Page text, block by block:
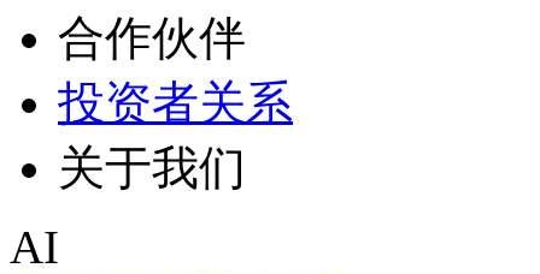
合作伙伴
投资者关系
关于我们
AI